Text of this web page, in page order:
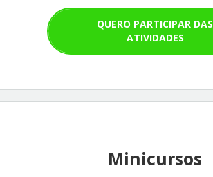
QUERO PARTICIPAR DAS
ATIVIDADES
Minicursos